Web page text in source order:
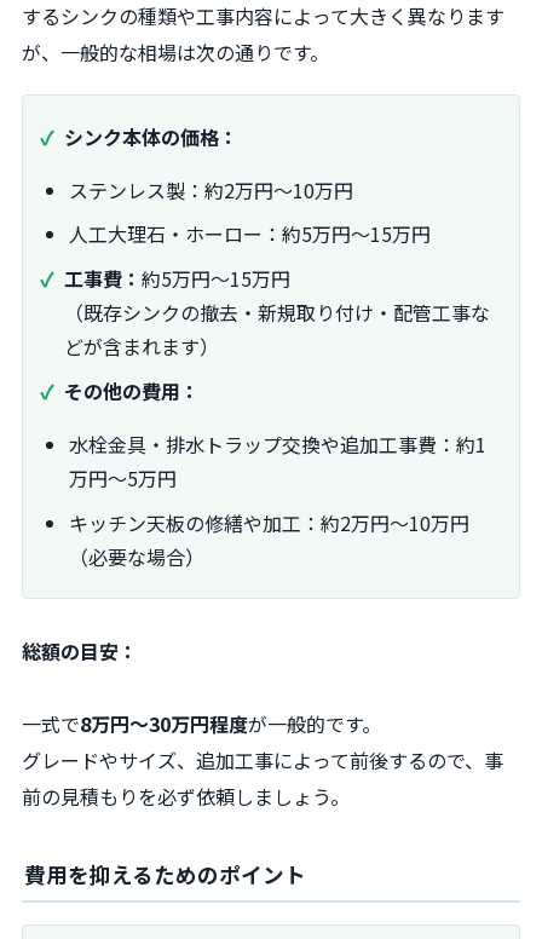
するシンクの種類や工事内容によって大きく異なります
が、一般的な相場は次の通りです。
シンク本体の価格：
ステンレス製：約2万円～10万円
人工大理石・ホーロー：約5万円～15万円
工事費： 約5万円～15万円
（既存シンクの撤去・新規取り付け・配管工事な
どが含まれます）
その他の費用：
水栓金具・排水トラップ交換や追加工事費：約1
万円～5万円
キッチン天板の修繕や加工：約2万円～10万円
（必要な場合）
総額の目安：
一式で8万円～30万円程度が一般的です。
グレードやサイズ、追加工事によって前後するので、事
前の見積もりを必ず依頼しましょう。
費用を抑えるためのポイント